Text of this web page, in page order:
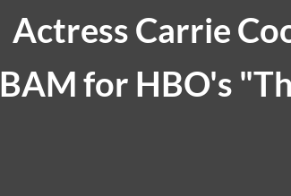
Actress Carrie
BAM for HBO's